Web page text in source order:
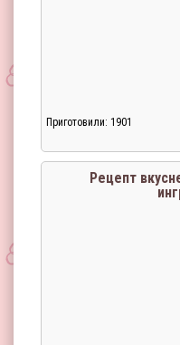
Приготовили: 1901
Рецепт